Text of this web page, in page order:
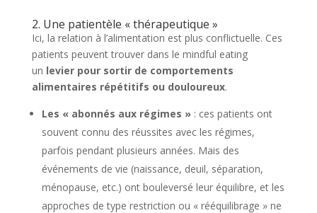
2. Une patientèle « thérapeutique »
Ici, la relation à l’alimentation est plus conflictuelle. Ces
patients peuvent trouver dans le mindful eating
un levier pour sortir de comportements
alimentaires répétitifs ou douloureux.
Les « abonnés aux régimes » : ces patients ont
souvent connu des réussites avec les régimes,
parfois pendant plusieurs années. Mais des
événements de vie (naissance, deuil, séparation,
ménopause, etc.) ont bouleversé leur équilibre, et les
approches de type restriction ou « rééquilibrage » ne